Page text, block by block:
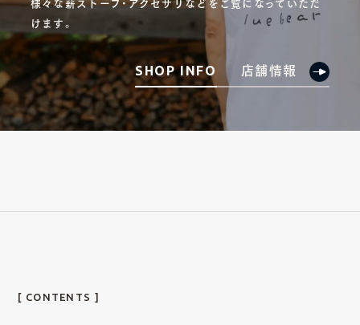
けます。
SHOP INFO 店舗情報
[ CONTENTS ]